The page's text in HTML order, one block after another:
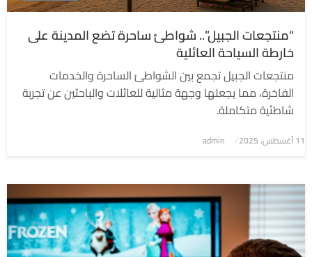
“منتجعات الجبيل”.. شواطئ ساحرة تضع المدينة على
خارطة السياحة العائلية
منتجعات الجبيل تجمع بين الشواطئ الساحرة والخدمات
الفاخرة، مما يجعلها وجهة مثالية للعائلات والباحثين عن تجربة
شاطئية متكاملة.
نُشر
11 أغسطس، 2025 admin